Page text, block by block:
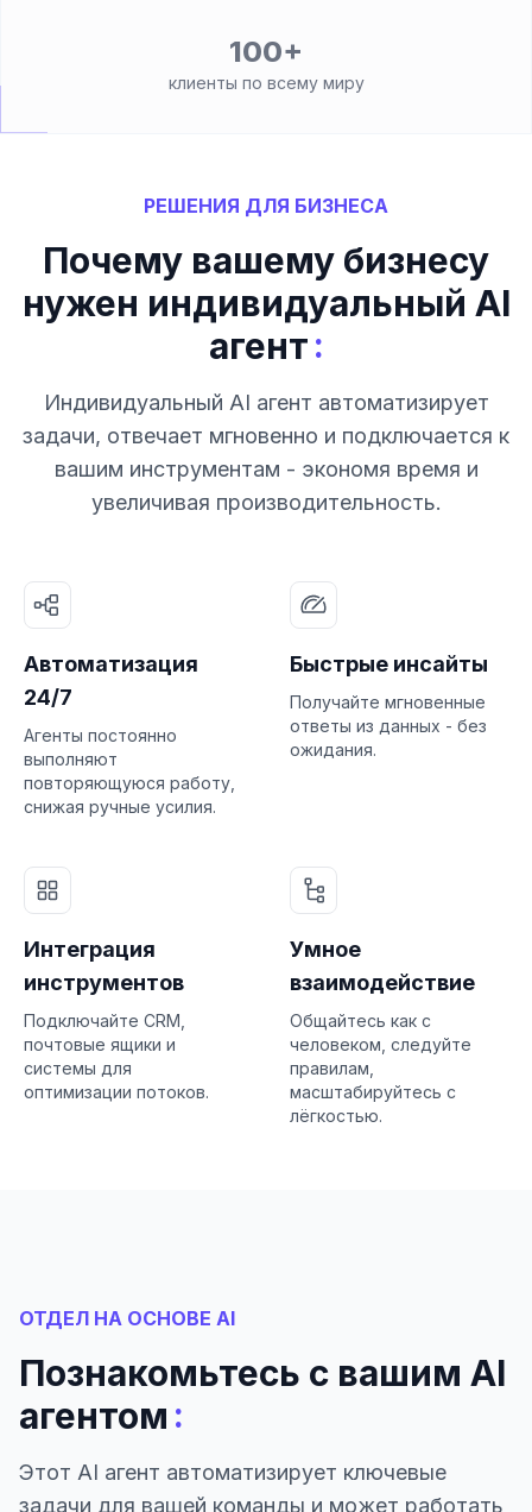
100+
клиенты по всему миру
РЕШЕНИЯ ДЛЯ БИЗНЕСА
Почему вашему бизнесу
нужен индивидуальный AI
агент:
Индивидуальный AI агент автоматизирует
задачи, отвечает мгновенно и подключается к
вашим инструментам - экономя время и
увеличивая производительность.
Автоматизация
24/7
Агенты постоянно
выполняют
повторяющуюся работу,
снижая ручные усилия.
Быстрые инсайты
Получайте мгновенные
ответы из данных - без
ожидания.
Интеграция
инструментов
Подключайте CRM,
почтовые ящики и
системы для
оптимизации потоков.
Умное
взаимодействие
Общайтесь как с
человеком, следуйте
правилам,
масштабируйтесь с
лёгкостью.
ОТДЕЛ НА ОСНОВЕ AI
Познакомьтесь с вашим AI
агентом :
Этот AI агент автоматизирует ключевые
задачи для вашей команды и может работать